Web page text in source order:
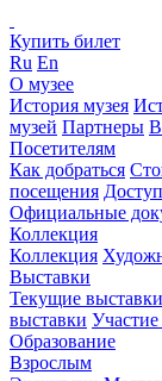
Купить билет
Ru En
О музее
История музея
музей Партнеры
Посетителям
Как добраться
посещения
Официальные
Коллекция
Коллекция
Выставки
Текущие выставки
выставки Участие
Образование
Взрослым